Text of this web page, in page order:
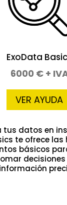
ExoData
6000 € +
VER AYUDA
tus datos en
te ofrece
básicos
información